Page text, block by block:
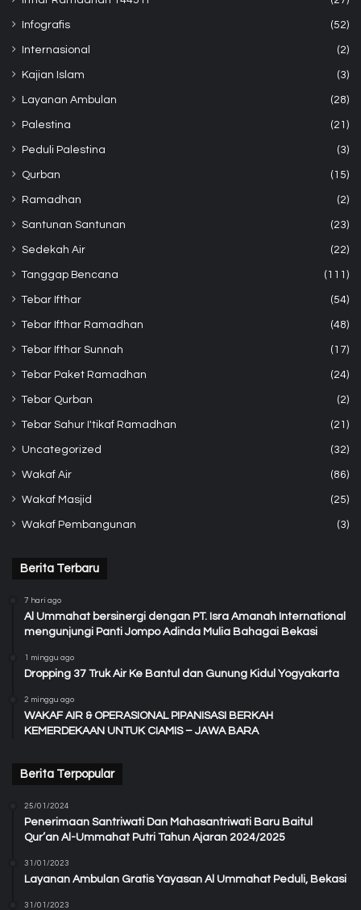
Infografis (52)
Internasional (2)
Kajian Islam (3)
Layanan Ambulan (28)
Palestina (21)
Peduli Palestina (3)
Qurban (15)
Ramadhan (2)
Santunan Santunan (23)
Sedekah Air (22)
Tanggap Bencana (111)
Tebar Ifthar (54)
Tebar Ifthar Ramadhan (48)
Tebar Ifthar Sunnah (17)
Tebar Paket Ramadhan (24)
Tebar Qurban (2)
Tebar Sahur I'tikaf Ramadhan (21)
Uncategorized (32)
Wakaf Air (86)
Wakaf Masjid (25)
Wakaf Pembangunan (3)
Berita Terbaru
7 hari ago
Al Ummahat bersinergi dengan PT. Isra Amanah International
mengunjungi Panti Jompo Adinda Mulia Bahagai Bekasi
1 minggu ago
Dropping 37 Truk Air Ke Bantul dan Gunung Kidul Yogyakarta
2 minggu ago
WAKAF AIR & OPERASIONAL PIPANISASI BERKAH
KEMERDEKAAN UNTUK CIAMIS – JAWA BARA
Berita Terpopular
25/01/2024
Penerimaan Santriwati Dan Mahasantriwati Baru Baitul
Qur’an Al-Ummahat Putri Tahun Ajaran 2024/2025
31/01/2023
Layanan Ambulan Gratis Yayasan Al Ummahat Peduli, Bekasi
31/01/2023